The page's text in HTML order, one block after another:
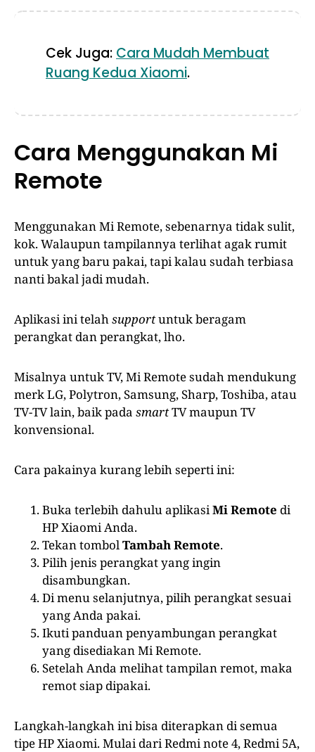
Cek Juga: Cara Mudah Membuat
Ruang Kedua Xiaomi.
Cara Menggunakan Mi
Remote
Menggunakan Mi Remote, sebenarnya tidak sulit,
kok. Walaupun tampilannya terlihat agak rumit
untuk yang baru pakai, tapi kalau sudah terbiasa
nanti bakal jadi mudah.
Aplikasi ini telahsupportuntuk beragam
perangkat dan perangkat, lho.
Misalnya untuk TV, Mi Remote sudah mendukung
merk LG, Polytron, Samsung, Sharp, Toshiba, atau
TV-TV lain, baik pada smartTV maupun TV
konvensional.
Cara pakainya kurang lebih seperti ini:
Buka terlebih dahulu aplikasiMi Remote di
HP Xiaomi Anda.
Tekan tombolTambah Remote.
Pilih jenis perangkat yang ingin
disambungkan.
Di menu selanjutnya, pilih perangkat sesuai
yang Anda pakai.
Ikuti panduan penyambungan perangkat
yang disediakan Mi Remote.
Setelah Anda melihat tampilan remot, maka
remot siap dipakai.
Langkah-langkah ini bisa diterapkan di semua
tipe HP Xiaomi. Mulai dari Redmi note 4, Redmi 5A,